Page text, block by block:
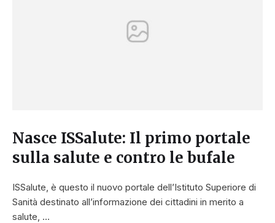
Nasce ISSalute: Il primo portale
sulla salute e contro le bufale
ISSalute, è questo il nuovo portale dell’Istituto Superiore di
Sanità destinato all’informazione dei cittadini in merito a
salute, …